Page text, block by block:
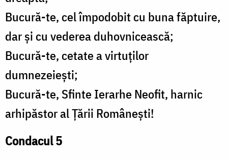
Bucură-te, cel împodobit cu buna făptuire,
dar şi cu vederea duhovnicească;
Bucură-te, cetate a virtuţilor
dumnezeieşti;
Bucură-te, Sfinte Ierarhe Neofit, harnic
arhipăstor al Ţării Româneşti!
Condacul 5